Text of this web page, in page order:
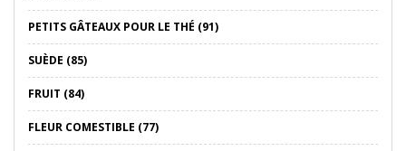
PETITS GÂTEAUX POUR LE THÉ (91)
SUÈDE (85)
FRUIT (84)
FLEUR COMESTIBLE (77)